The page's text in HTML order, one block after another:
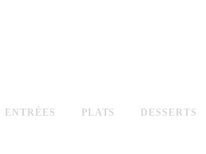
ENTRÉES PLATS DESSERTS